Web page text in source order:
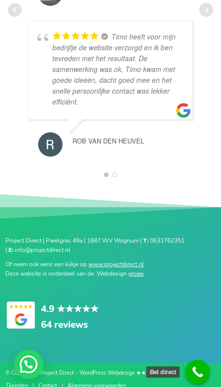
Timo heeft voor mijn
bedrijfje de website verzorgd en ik ben
tevreden met het resultaat. De
samenwerking was ok, Timo kwam met
goede ideeën, dacht goed mee en het
snelle persoonlijke contact was lekker
efficiënt.
ROB VAN DEN HEUVEL
1 2
Project Direct | Parelgras 49a | 1687 WV Wognum |T:0631762351
| E: info@projectdirect.nl
Of neem ook eens een kijkje opwww.projectdirect.nl
Deze website is onderdeel van de: Webdesigngroep
4.9 ★★★★★
64 reviews
© Copyright - Project Direct - WordPress Webdesign ★★★★★Bel direct